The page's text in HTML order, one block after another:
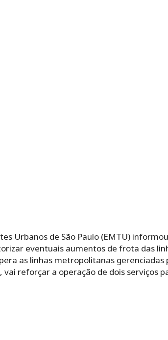
Urbanos de São Paulo (EMTU)
eventuais aumentos de frota das
as linhas metropolitanas gerenciadas
vai reforçar a operação de dois serviços